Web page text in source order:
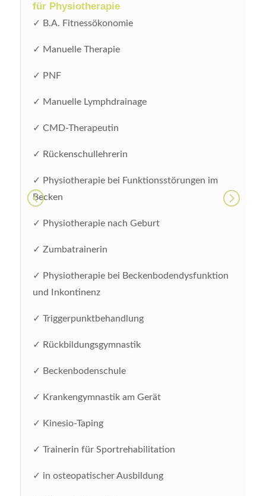
für Physiotherapie
✓ B.A. Fitnessökonomie
✓ Manuelle Therapie
✓ PNF
✓ Manuelle Lymphdrainage
✓ CMD-Therapeutin
✓ Rückenschullehrerin
✓ Physiotherapie bei Funktionsstörungen im
Becken
✓ Physiotherapie nach Geburt
✓ Zumbatrainerin
✓ Physiotherapie bei Beckenbodendysfunktion
und Inkontinenz
✓ Triggerpunktbehandlung
✓ Rückbildungsgymnastik
✓ Beckenbodenschule
✓ Krankengymnastik am Gerät
✓ Kinesio-Taping
✓ Trainerin für Sportrehabilitation
✓ in osteopatischer Ausbildung